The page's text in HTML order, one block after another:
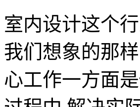
室内设计这个
我们想象的那
心工作一方面